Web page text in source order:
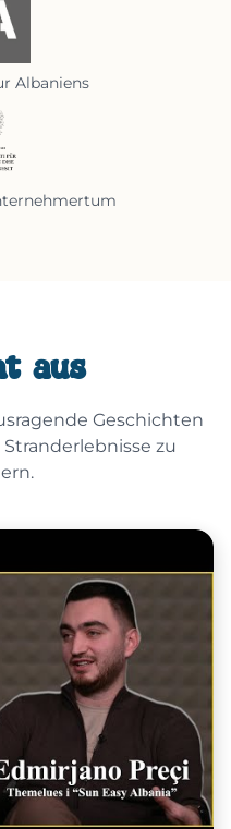
Albaniens
aus
Geschichten
Stranderlebnisse zu